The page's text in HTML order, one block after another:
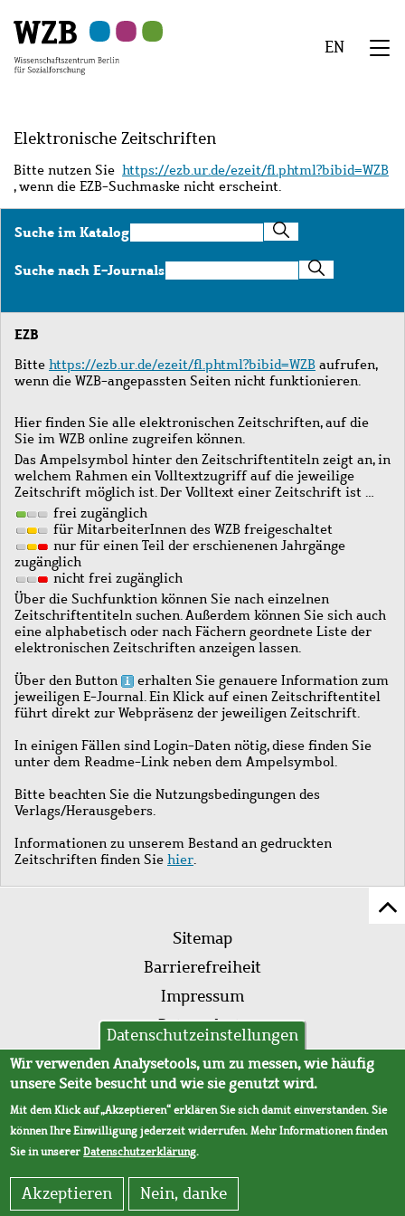
Hauptinhalt
springen
Navigation
springen
Suche
springen
Sekundärnavigation
springen
Fußzeile
springen
EN
Elektronische Zeitschriften
Bitte nutzen Sie https://ezb.ur.de/ezeit/fl.phtml?bibid=WZB
, wenn die EZB-Suchmaske nicht erscheint.
Suche im KatalogSuche
im
Katalog
Suche nach E-JournalsSuche
nach
Journals
EZB
Bitte https://ezb.ur.de/ezeit/fl.phtml?bibid=WZB aufrufen,
wenn die WZB-angepassten Seiten nicht funktionieren.
Hier finden Sie alle elektronischen Zeitschriften, auf die
Sie im WZB online zugreifen können.
Das Ampelsymbol hinter den Zeitschriftentiteln zeigt an, in
welchem Rahmen ein Volltextzugriff auf die jeweilige
Zeitschrift möglich ist. Der Volltext einer Zeitschrift ist …
frei zugänglich
für MitarbeiterInnen des WZB freigeschaltet
nur für einen Teil der erschienenen Jahrgänge
zugänglich
nicht frei zugänglich
Über die Suchfunktion können Sie nach einzelnen
Zeitschriftentiteln suchen. Außerdem können Sie sich auch
eine alphabetisch oder nach Fächern geordnete Liste der
elektronischen Zeitschriften anzeigen lassen.
Über den Button
erhalten Sie genauere Information zum
jeweiligen E-Journal. Ein Klick auf einen Zeitschriftentitel
führt direkt zur Webpräsenz der jeweiligen Zeitschrift.
In einigen Fällen sind Login-Daten nötig, diese finden Sie
unter dem Readme-Link neben dem Ampelsymbol.
Bitte beachten Sie die Nutzungsbedingungen des
Verlags/Herausgebers.
Informationen zu unserem Bestand an gedruckten
Zeitschriften finden Sie hier.
Fußleistenmenü
Sitemap
Barrierefreiheit
Impressum
Datenschutz
AVB
Datenschutzeinstellungen
Wir verwenden Analysetools, um zu messen, wie häufig
unsere Seite besucht und wie sie genutzt wird.
Mit dem Klick auf „Akzeptieren“ erklären Sie sich damit einverstanden. Sie
können Ihre Einwilligung jederzeit widerrufen. Mehr Informationen finden
Sie in unsererDatenschutzerklärung.
Akzeptieren Nein, danke